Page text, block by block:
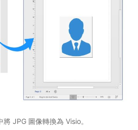
JPG 圖像轉換為 Visio。